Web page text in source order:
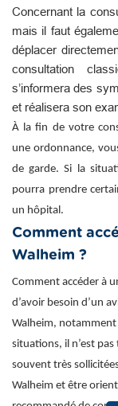
Concernant la
mais il faut
déplacer
consultation
s’informera des
et réalisera son
À la fin de votre
une ordonnance,
de garde. Si la
pourra prendre
un hôpital.
Comment
Walheim ?
Comment accéder à
d’avoir besoin d’un
Walheim, notamment
situations, il n’est
souvent très
Walheim et être